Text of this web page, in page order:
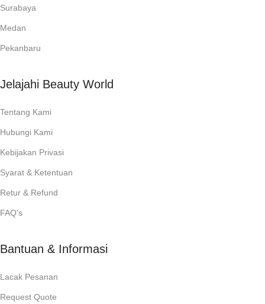
Surabaya
Medan
Pekanbaru
Jelajahi Beauty World
Tentang Kami
Hubungi Kami
Kebijakan Privasi
Syarat & Ketentuan
Retur & Refund
FAQ's
Bantuan & Informasi
Lacak Pesanan
Request Quote